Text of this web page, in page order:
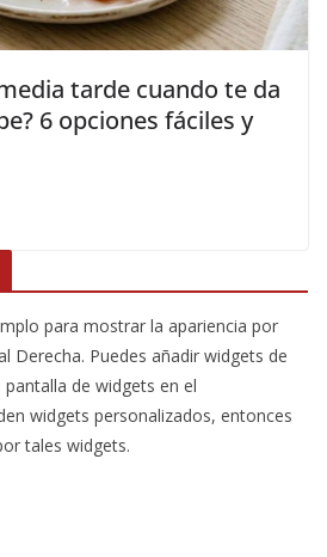
tarde cuando te da
6 opciones fáciles y
para mostrar la apariencia por
Derecha. Puedes añadir widgets de
de widgets en el
widgets personalizados, entonces
tales widgets.